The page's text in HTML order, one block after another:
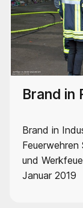
Brand in
Brand in
und
Januar 2019